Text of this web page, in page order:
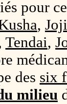
pour
,
Tendai,
des six
milieu